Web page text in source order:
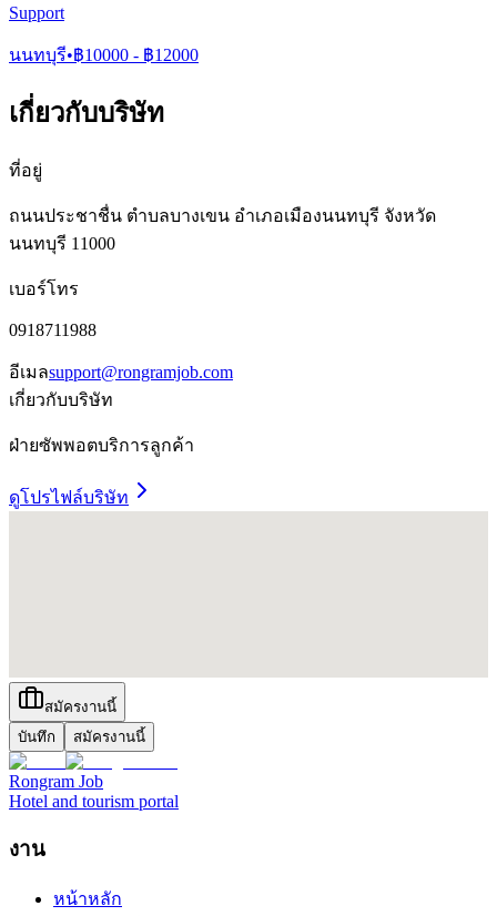
Support
นนทบุรี•฿10000 - ฿12000
เกี่ยวกับบริษัท
ที่อยู่
ถนนประชาชื่น ตำบลบางเขน อำเภอเมืองนนทบุรี จังหวัด
นนทบุรี 11000
เบอร์โทร
0918711988
อีเมลsupport@rongramjob.com
เกี่ยวกับบริษัท
ฝ่ายซัพพอตบริการลูกค้า
ดูโปรไฟล์บริษัท
สมัครงานนี้
บันทึก
สมัครงานนี้
Rongram Job
Hotel and tourism portal
งาน
หน้าหลัก